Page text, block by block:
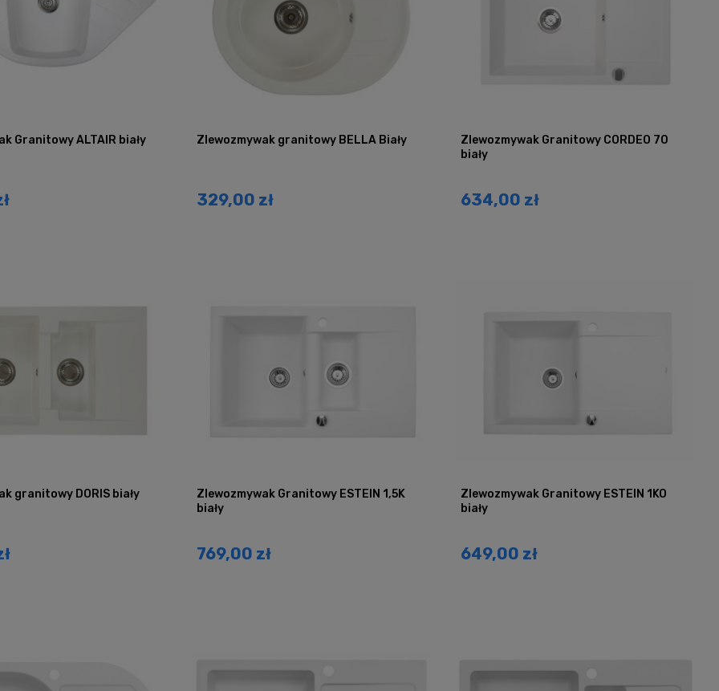
Granitowy ALTAIR biały Zlewozmywak granitowy BELLA Biały
329,00 zł
Zlewozmywak Granitowy CORDEO 70
biały
634,00 zł
granitowy DORIS biały
Zlewozmywak Granitowy ESTEIN 1,5K
biały
769,00 zł
Zlewozmywak Granitowy ESTEIN 1KO
biały
649,00 zł